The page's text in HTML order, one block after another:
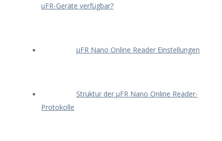
uFR-Geräte verfügbar?
μFR Nano Online Reader Einstellungen
Struktur der μFR Nano Online Reader-
Protokolle